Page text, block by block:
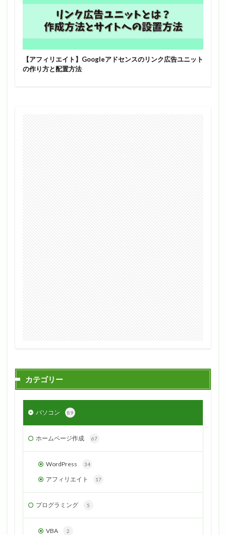
【アフィリエイト】Googleアドセンスのリンク広告ユニット
の作り方と配置方法
カテゴリー
パソコン 89
ホームページ作成 67
WordPress 34
アフィリエイト 17
プログラミング 5
VBA 2